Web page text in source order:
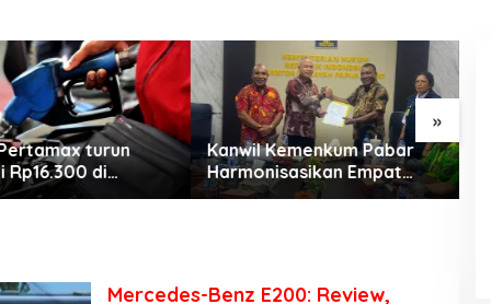
»
turun
Rp16.300 di
Papua Maluku
Kanwil Kemenkum Pabar
Harmonisasikan Empat
Ranperda Kabupaten Teluk
Mercedes-Benz E200: Review,
KEMARAU, ANTARA SUNNATULLAH